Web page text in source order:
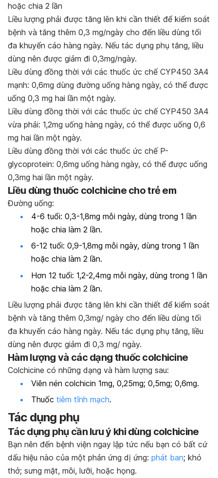
hoặc chia 2 lần
Liều lượng phải được tăng lên khi cần thiết để kiểm soát
bệnh và tăng thêm 0,3 mg/ngày cho đến liều dùng tối
đa khuyến cáo hàng ngày. Nếu tác dụng phụ tăng, liều
dùng nên được giảm đi 0,3mg/ngày.
Liều dùng đồng thời với các thuốc ức chế CYP450 3A4
mạnh: 0,6mg dùng đường uống hàng ngày, có thể được
uống 0,3 mg hai lần một ngày.
Liều dùng đồng thời với các thuốc ức chế CYP450 3A4
vừa phải: 1,2mg uống hàng ngày, có thể được uống 0,6
mg hai lần một ngày.
Liều dùng đồng thời với các thuốc ức chế P-
glycoprotein: 0,6mg uống hàng ngày, có thể được uống
0,3mg hai lần một ngày.
Liều dùng thuốc colchicine cho trẻ em
Đường uống:
4-6 tuổi: 0,3-1,8mg mỗi ngày, dùng trong 1 lần
hoặc chia làm 2 lần.
6-12 tuổi: 0,9-1,8mg mỗi ngày, dùng trong 1 lần
hoặc chia làm 2 lần.
Hơn 12 tuổi: 1,2-2,4mg mỗi ngày, dùng trong 1 lần
hoặc chia làm 2 lần.
Liều lượng phải được tăng lên khi cần thiết để kiểm soát
bệnh và tăng thêm 0,3mg/ ngày cho đến liều dùng tối
đa khuyến cáo hàng ngày. Nếu tác dụng phụ tăng, liều
dùng nên được giảm đi 0,3 mg/ ngày.
Hàm lượng và các dạng thuốc colchicine
Colchicine có những dạng và hàm lượng sau:
Viên nén colchicin 1mg, 0,25mg; 0,5mg; 0,6mg.
Thuốc tiêm tĩnh mạch.
Tác dụng phụ
Tác dụng phụ cần lưu ý khi dùng colchicine
Bạn nên đến bệnh viện ngay lập tức nếu bạn có bất cứ
dấu hiệu nào của một phản ứng dị ứng: phát ban; khó
thở; sưng mặt, môi, lưỡi, hoặc họng.